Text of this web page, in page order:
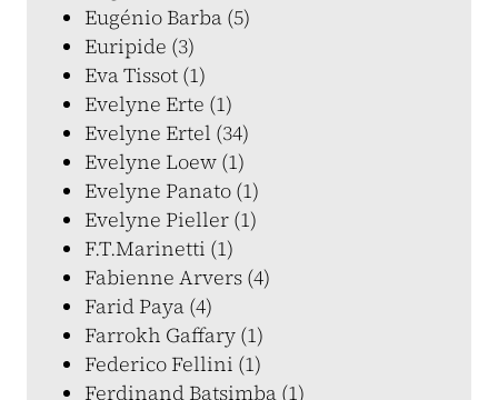
Eugénio Barba (5)
Euripide (3)
Eva Tissot (1)
Evelyne Erte (1)
Evelyne Ertel (34)
Evelyne Loew (1)
Evelyne Panato (1)
Evelyne Pieller (1)
F.T.Marinetti (1)
Fabienne Arvers (4)
Farid Paya (4)
Farrokh Gaffary (1)
Federico Fellini (1)
Ferdinand Batsimba (1)